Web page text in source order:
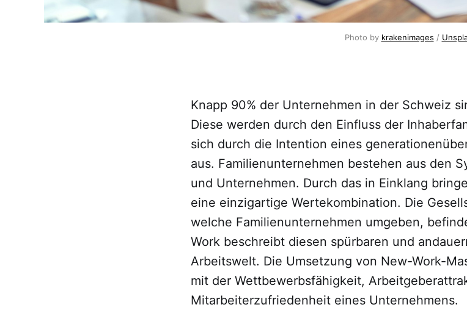
Photo by krakenimages /
Knapp 90% der Unternehmen in der Schweiz
Diese werden durch den Einfluss der
sich durch die Intention eines
aus. Familienunternehmen bestehen aus den
und Unternehmen. Durch das in Einklang
eine einzigartige Wertekombination. Die
welche Familienunternehmen umgeben,
Work beschreibt diesen spürbaren und
Arbeitswelt. Die Umsetzung von New-Work-
mit der Wettbewerbsfähigkeit,
Mitarbeiterzufriedenheit eines Unternehmens.